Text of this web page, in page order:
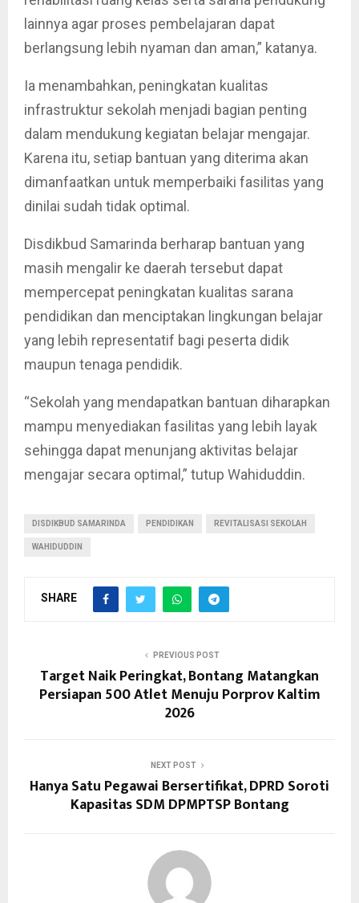
lainnya agar proses pembelajaran dapat
berlangsung lebih nyaman dan aman,” katanya.
Ia menambahkan, peningkatan kualitas
infrastruktur sekolah menjadi bagian penting
dalam mendukung kegiatan belajar mengajar.
Karena itu, setiap bantuan yang diterima akan
dimanfaatkan untuk memperbaiki fasilitas yang
dinilai sudah tidak optimal.
Disdikbud Samarinda berharap bantuan yang
masih mengalir ke daerah tersebut dapat
mempercepat peningkatan kualitas sarana
pendidikan dan menciptakan lingkungan belajar
yang lebih representatif bagi peserta didik
maupun tenaga pendidik.
“Sekolah yang mendapatkan bantuan diharapkan
mampu menyediakan fasilitas yang lebih layak
sehingga dapat menunjang aktivitas belajar
mengajar secara optimal,” tutup Wahiduddin.
DISDIKBUD SAMARINDA PENDIDIKAN REVITALISASI SEKOLAH
WAHIDUDDIN
SHARE
PREVIOUS POST
Target Naik Peringkat, Bontang Matangkan
Persiapan 500 Atlet Menuju Porprov Kaltim
2026
NEXT POST
Hanya Satu Pegawai Bersertifikat, DPRD Soroti
Kapasitas SDM DPMPTSP Bontang